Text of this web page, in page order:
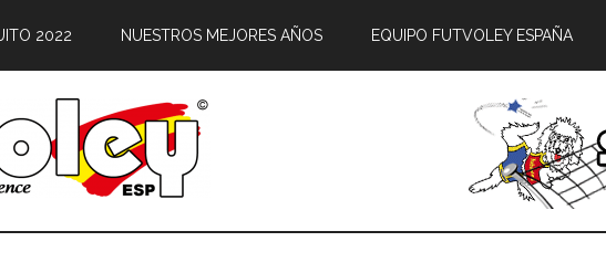
2022 NUESTROS MEJORES AÑOS EQUIPO FUTVOLEY ESPAÑA